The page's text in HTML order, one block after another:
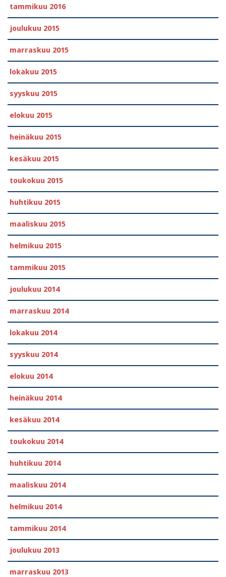
tammikuu 2016
joulukuu 2015
marraskuu 2015
lokakuu 2015
syyskuu 2015
elokuu 2015
heinäkuu 2015
kesäkuu 2015
toukokuu 2015
huhtikuu 2015
maaliskuu 2015
helmikuu 2015
tammikuu 2015
joulukuu 2014
marraskuu 2014
lokakuu 2014
syyskuu 2014
elokuu 2014
heinäkuu 2014
kesäkuu 2014
toukokuu 2014
huhtikuu 2014
maaliskuu 2014
helmikuu 2014
tammikuu 2014
joulukuu 2013
marraskuu 2013